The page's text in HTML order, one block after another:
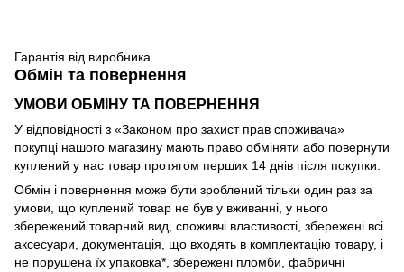
Гарантія від виробника
Обмін та повернення
УМОВИ ОБМІНУ ТА ПОВЕРНЕННЯ
У відповідності з «Законом про захист прав споживача»
покупці нашого магазину мають право обміняти або повернути
куплений у нас товар протягом перших 14 днів після покупки.
Обмін і повернення може бути зроблений тільки один раз за
умови, що куплений товар не був у вживанні, у нього
збережений товарний вид, споживчі властивості, збережені всі
аксесуари, документація, що входять в комплектацію товару, і
не порушена їх упаковка*, збережені пломби, фабричні